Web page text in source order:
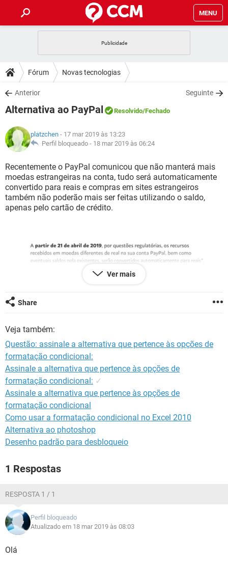
MENU
CELULAR FACEBOOK
OUTLOOK
INSTAGRAM GMAIL
GUIA DE COMPRAS
DICAS
JOGOS WHATSAPP
INSTAGRAM GMAIL
GUIA DE COMPRAS
DOWNLOADS
JOGOS WHATSAPP
CELULAR
OUTLOOK EXCEL
GUIA DE COMPRAS
JOGOS WHATSAPP
CELULAR
OUTLOOK EXCEL
INSTAGRAM GMAIL
GUIA DE COMPRAS
GLOSSÁRIO
CELULAR FACEBOOK
OUTLOOK EXCEL
INSTAGRAM
Fórum Novas tecnologias
Anterior Seguinte
Alternativa ao PayPal Resolvido/Fechado
platzchen - 17 mar 2019 às 13:23
Perfil bloqueado - 18 mar 2019 às 06:24
Recentemente o PayPal comunicou que não manterá mais
moedas estrangeiras na conta, tudo será automaticamente
convertido para reais e compras em sites estrangeiros
também não poderão mais ser feitas utilizando o saldo,
apenas pelo cartão de crédito.
da medida, foi informado:
“Sim, a informação é verdadeira. O PayPal está entrando
do Brasil.
Em relação à sua dúvida, você ainda vai continuar fazendo
pagamentos normalmente em dólar. Porém, não mais com o
saldo PayPal, e sim com um cartão de crédito. Não
podemos manter saldo internacional em contas PayPal
brasileira segundo o Banco Central do Brasil.
Ver mais
Share
Veja também:
Questão: assinale a alternativa que pertence às opções de
formatação condicional:
Assinale a alternativa que pertence às opções de
formatação condicional: ✓
Assinale a alternativa que pertence às opções de
formatação condicional
Como usar a formatação condicional no Excel 2010
Alternativa ao photoshop
Desenho padrão para desbloqueio
1 Respostas
RESPOSTA 1 / 1
Perfil bloqueado
Atualizado em 18 mar 2019 às 08:03
Olá